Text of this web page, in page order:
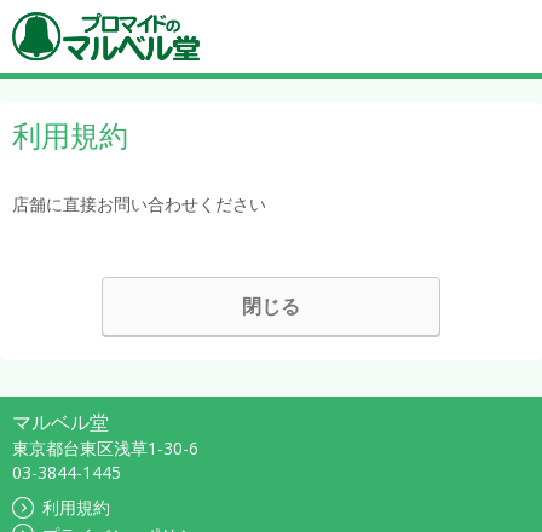
利用規約
店舗に直接お問い合わせください
閉じる
マルベル堂
東京都台東区浅草1-30-6
03-3844-1445
利用規約